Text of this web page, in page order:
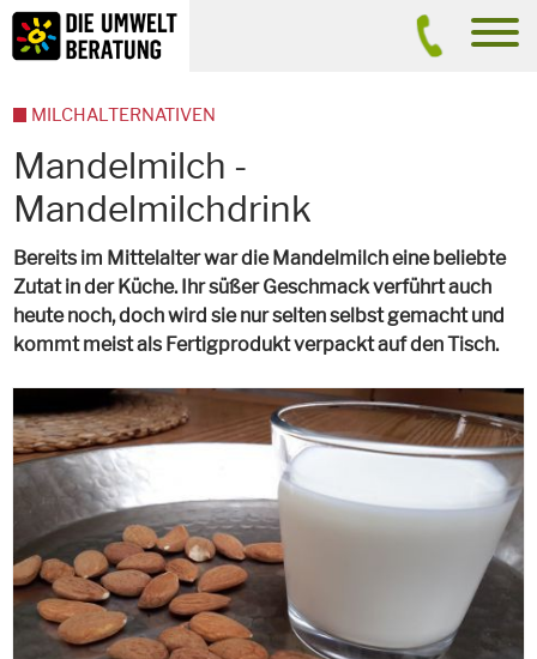
Inhalt
Suche
Mandelmilch -
Mandelmilchdrink
Bereits im Mittelalter war die Mandelmilch eine beliebte
Zutat in der Küche. Ihr süßer Geschmack verführt auch
heute noch, doch wird sie nur selten selbst gemacht und
kommt meist als Fertigprodukt verpackt auf den Tisch.
MILCHALTERNATIVEN